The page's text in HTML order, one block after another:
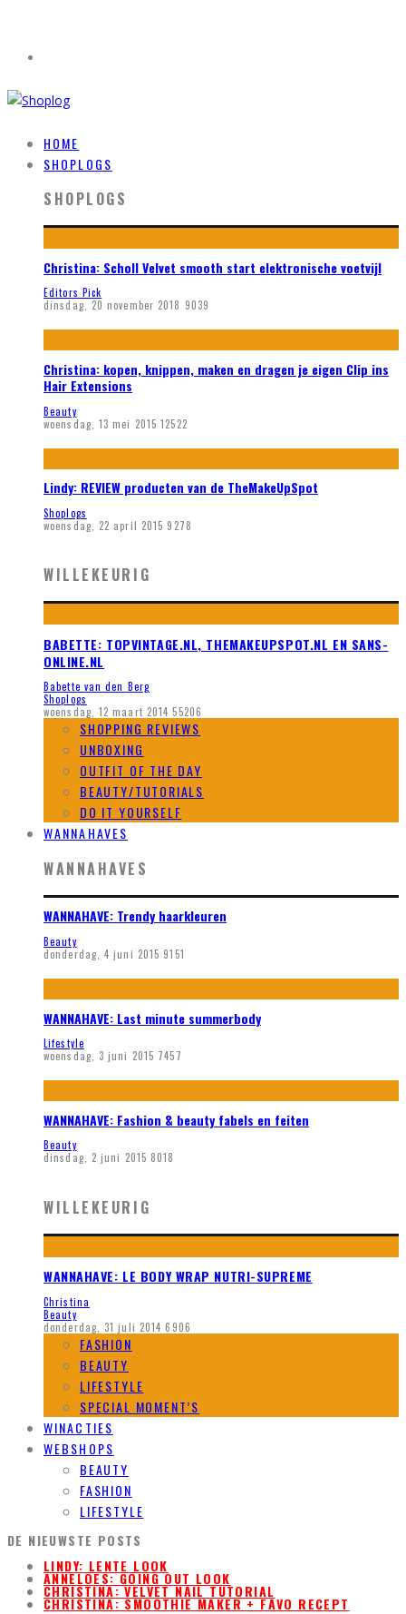
HOME
SHOPLOGS
SHOPLOGS
Christina: Scholl Velvet smooth start elektronische voetvijl
Editors Pick
dinsdag, 20 november 2018 9039
Christina: kopen, knippen, maken en dragen je eigen Clip ins
Hair Extensions
Beauty
woensdag, 13 mei 2015 12522
Lindy: REVIEW producten van de TheMakeUpSpot
Shoplogs
woensdag, 22 april 2015 9278
WILLEKEURIG
BABETTE: TOPVINTAGE.NL, THEMAKEUPSPOT.NL EN SANS-
ONLINE.NL
Babette van den Berg
Shoplogs
woensdag, 12 maart 2014 55206
SHOPPING REVIEWS
UNBOXING
OUTFIT OF THE DAY
BEAUTY/TUTORIALS
DO IT YOURSELF
WANNAHAVES
WANNAHAVES
WANNAHAVE: Trendy haarkleuren
Beauty
donderdag, 4 juni 2015 9151
WANNAHAVE: Last minute summerbody
Lifestyle
woensdag, 3 juni 2015 7457
WANNAHAVE: Fashion & beauty fabels en feiten
Beauty
dinsdag, 2 juni 2015 8018
WILLEKEURIG
WANNAHAVE: LE BODY WRAP NUTRI-SUPREME
Christina
Beauty
donderdag, 31 juli 2014 6906
FASHION
BEAUTY
LIFESTYLE
SPECIAL MOMENT’S
WINACTIES
WEBSHOPS
BEAUTY
FASHION
LIFESTYLE
DE NIEUWSTE POSTS
LINDY: LENTE LOOK
ANNELOES: GOING OUT LOOK
CHRISTINA: VELVET NAIL TUTORIAL
CHRISTINA: SMOOTHIE MAKER + FAVO RECEPT